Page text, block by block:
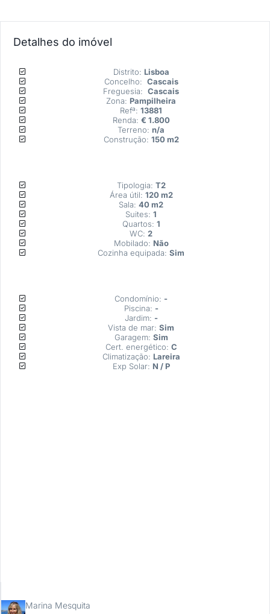
Detalhes do imóvel
Distrito: Lisboa
Concelho: Cascais
Freguesia: Cascais
Zona: Pampilheira
Refª: 13881
Renda: € 1.800
Terreno: n/a
Construção: 150 m2
Tipologia: T2
Área útil: 120 m2
Sala: 40 m2
Suites: 1
Quartos: 1
WC: 2
Mobilado: Não
Cozinha equipada: Sim
Condomínio: -
Piscina: -
Jardim: -
Vista de mar: Sim
Garagem: Sim
Cert. energético: C
Climatização: Lareira
Exp Solar: N / P
Marina Mesquita